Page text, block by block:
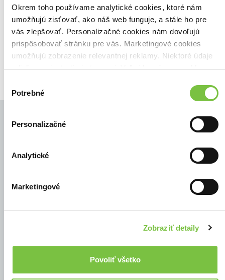
Okrem toho používame analytické cookies, ktoré nám
umožňujú zisťovať, ako náš web funguje, a stále ho pre
vás zlepšovať. Personalizačné cookies nám dovoľujú
prispôsobovať stránku pre vás. Marketingové cookies
umožňujú zobrazenie relevantnej reklamy. Niektoré údaje
zdieľame aj s tretími stranami. Veľmi by nám pomohlo,
súhlasu
Potrebné
Personalizačné
Analytické
Marketingové
Zobraziť detaily
Povoliť všetko
Zoradiť podľa: